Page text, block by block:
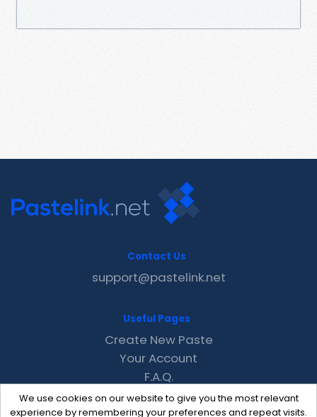
We use cookies on our website to give you the most relevant
experience by remembering your preferences and repeat visits.
Contact Us
support@pastelink.net
Useful Pages
Create New Paste
Your Account
F.A.Q.
Recent
Contact